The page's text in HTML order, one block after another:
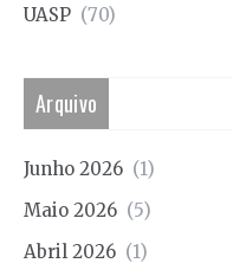
UASP (70)
Arquivo
Junho 2026 (1)
Maio 2026 (5)
Abril 2026 (1)